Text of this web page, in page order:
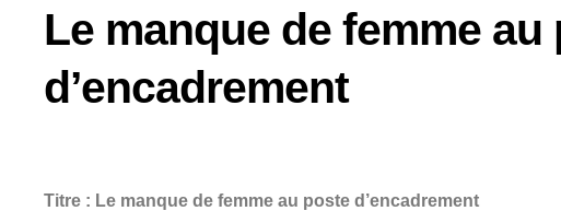
Le manque de femme au
d’encadrement
Titre : Le manque de femme au poste d’encadrement